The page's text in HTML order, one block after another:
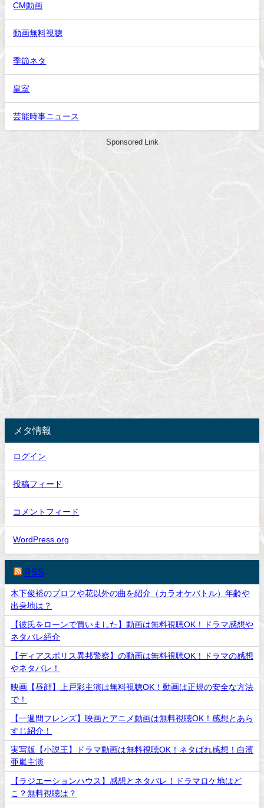
CM動画
動画無料視聴
季節ネタ
皇室
芸能時事ニュース
Sponsored Link
メタ情報
ログイン
投稿フィード
コメントフィード
WordPress.org
RSS
木下俊裕のプロフや花以外の曲を紹介（カラオケバトル）年齢や
出身地は？
【彼氏をローンで買いました】動画は無料視聴OK！ドラマ感想や
ネタバレ紹介
【ディアスポリス異邦警察】の動画は無料視聴OK！ドラマの感想
やネタバレ！
映画【昼顔】上戸彩主演は無料視聴OK！動画は正規の安全な方法
で！
【一週間フレンズ】映画とアニメ動画は無料視聴OK！感想とあら
すじ紹介！
実写版【小説王】ドラマ動画は無料視聴OK！ネタばれ感想！白濱
亜嵐主演
【ラジエーションハウス】感想とネタバレ！ドラマロケ地はど
こ？無料視聴は？